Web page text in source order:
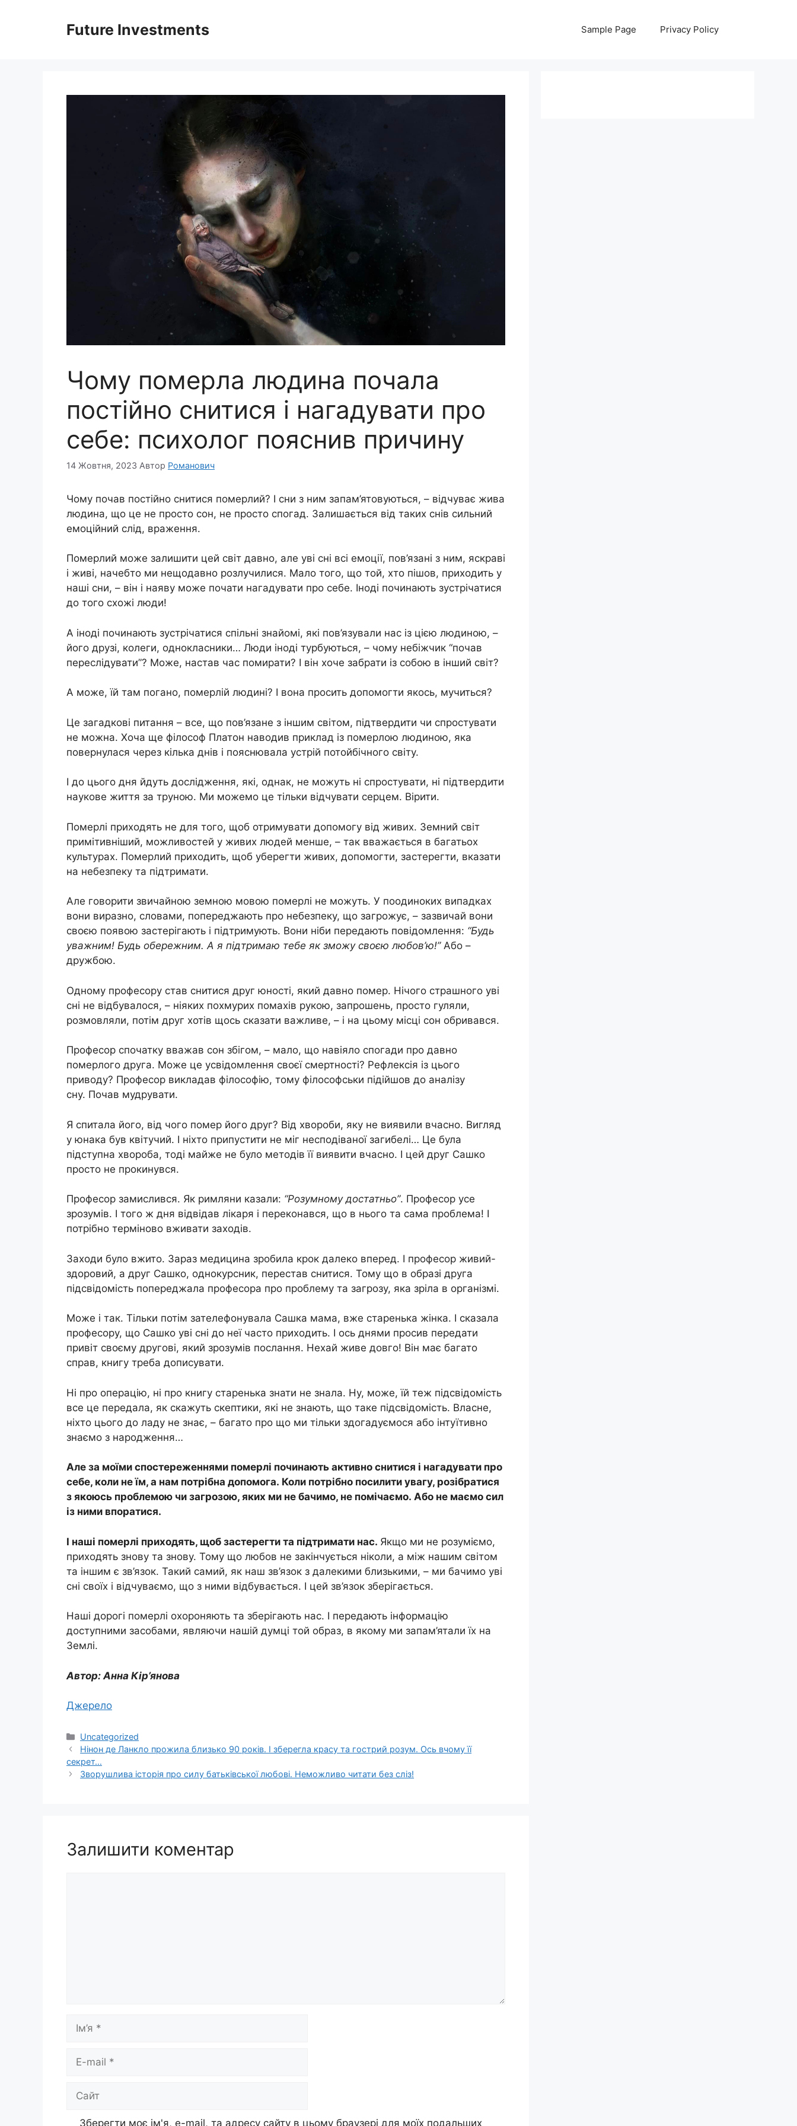
Future Investments Sample Page Privacy Policy
Чому померла людина почала
постійно снитися і нагадувати про
себе: психолог пояснив причину
14 Жовтня, 2023 Автор Романович
Чому почав постійно снитися померлий? І сни з ним запам’ятовуються, – відчуває жива
людина, що це не просто сон, не просто спогад. Залишається від таких снів сильний
емоційний слід, враження.
Померлий може залишити цей світ давно, але уві сні всі емоції, пов’язані з ним, яскраві
і живі, начебто ми нещодавно розлучилися. Мало того, що той, хто пішов, приходить у
наші сни, – він і наяву може почати нагадувати про себе. Іноді починають зустрічатися
до того схожі люди!
А іноді починають зустрічатися спільні знайомі, які пов’язували нас із цією людиною, –
його друзі, колеги, однокласники… Люди іноді турбуються, – чому небіжчик “почав
переслідувати”? Може, настав час помирати? І він хоче забрати із собою в інший світ?
А може, їй там погано, померлій людині? І вона просить допомогти якось, мучиться?
Це загадкові питання – все, що пов’язане з іншим світом, підтвердити чи спростувати
не можна. Хоча ще філософ Платон наводив приклад із померлою людиною, яка
повернулася через кілька днів і пояснювала устрій потойбічного світу.
І до цього дня йдуть дослідження, які, однак, не можуть ні спростувати, ні підтвердити
наукове життя за труною. Ми можемо це тільки відчувати серцем. Вірити.
Померлі приходять не для того, щоб отримувати допомогу від живих. Земний світ
примітивніший, можливостей у живих людей менше, – так вважається в багатьох
культурах. Померлий приходить, щоб уберегти живих, допомогти, застерегти, вказати
на небезпеку та підтримати.
Але говорити звичайною земною мовою померлі не можуть. У поодиноких випадках
вони виразно, словами, попереджають про небезпеку, що загрожує, – зазвичай вони
своєю появою застерігають і підтримують. Вони ніби передають повідомлення: “Будь
уважним! Будь обережним. А я підтримаю тебе як зможу своєю любов’ю!”Або –
дружбою.
Одному професору став снитися друг юності, який давно помер. Нічого страшного уві
сні не відбувалося, – ніяких похмурих помахів рукою, запрошень, просто гуляли,
розмовляли, потім друг хотів щось сказати важливе, – і на цьому місці сон обривався.
Професор спочатку вважав сон збігом, – мало, що навіяло спогади про давно
померлого друга. Може це усвідомлення своєї смертності? Рефлексія із цього
приводу? Професор викладав філософію, тому філософськи підійшов до аналізу
сну. Почав мудрувати.
Я спитала його, від чого помер його друг? Від хвороби, яку не виявили вчасно. Вигляд
у юнака був квітучий. І ніхто припустити не міг несподіваної загибелі… Це була
підступна хвороба, тоді майже не було методів її виявити вчасно. І цей друг Сашко
просто не прокинувся.
Професор замислився. Як римляни казали: “Розумному достатньо”. Професор усе
зрозумів. І того ж дня відвідав лікаря і переконався, що в нього та сама проблема! І
потрібно терміново вживати заходів.
Заходи було вжито. Зараз медицина зробила крок далеко вперед. І професор живий-
здоровий, а друг Сашко, однокурсник, перестав снитися. Тому що в образі друга
підсвідомість попереджала професора про проблему та загрозу, яка зріла в організмі.
Може і так. Тільки потім зателефонувала Сашка мама, вже старенька жінка. І сказала
професору, що Сашко уві сні до неї часто приходить. І ось днями просив передати
привіт своєму другові, який зрозумів послання. Нехай живе довго! Він має багато
справ, книгу треба дописувати.
Ні про операцію, ні про книгу старенька знати не знала. Ну, може, їй теж підсвідомість
все це передала, як скажуть скептики, які не знають, що таке підсвідомість. Власне,
ніхто цього до ладу не знає, – багато про що ми тільки здогадуємося або інтуїтивно
знаємо з народження…
Але за моїми спостереженнями померлі починають активно снитися і нагадувати про
себе, коли не їм, а нам потрібна допомога. Коли потрібно посилити увагу, розібратися
з якоюсь проблемою чи загрозою, яких ми не бачимо, не помічаємо. Або не маємо сил
із ними впоратися.
І наші померлі приходять, щоб застерегти та підтримати нас. Якщо ми не розуміємо,
приходять знову та знову. Тому що любов не закінчується ніколи, а між нашим світом
та іншим є зв’язок. Такий самий, як наш зв’язок з далекими близькими, – ми бачимо уві
сні своїх і відчуваємо, що з ними відбувається. І цей зв’язок зберігається.
Наші дорогі померлі охороняють та зберігають нас. І передають інформацію
доступними засобами, являючи нашій думці той образ, в якому ми запам’ятали їх на
Землі.
Автор: Анна Кір’янова
Джерело
Категорії
Uncategorized
Нінон де Ланкло прожила близько 90 років. І зберегла красу та гострий розум. Ось вчому її
секрет…
Зворушлива історія про силу батьківської любові. Неможливо читати без сліз!
Залишити коментар
Ім’я
Сайт
Зберегти моє ім'я, e-mail, та адресу сайту в цьому браузері для моїх подальших